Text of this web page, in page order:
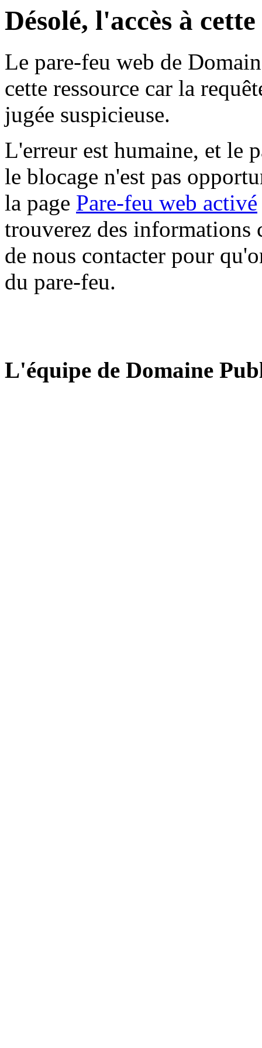
Désolé, l'accès à
Le pare-feu web de
cette ressource car la
jugée suspicieuse.
L'erreur est humaine, et le
le blocage n'est pas
la page Pare-feu web activé
trouverez des informations
de nous contacter pour
du pare-feu.
L'équipe de Domaine